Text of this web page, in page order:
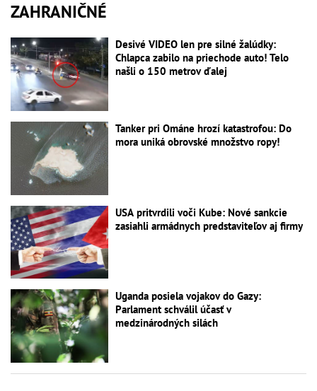
ZAHRANIČNÉ
Desivé VIDEO len pre silné žalúdky:
Chlapca zabilo na priechode auto! Telo
našli o 150 metrov ďalej
Tanker pri Ománe hrozí katastrofou: Do
mora uniká obrovské množstvo ropy!
USA pritvrdili voči Kube: Nové sankcie
zasiahli armádnych predstaviteľov aj firmy
Uganda posiela vojakov do Gazy:
Parlament schválil účasť v
medzinárodných silách